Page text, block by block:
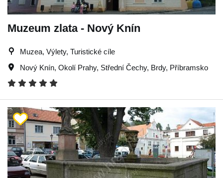
Muzeum zlata - Nový Knín
Muzea, Výlety, Turistické cíle
Nový Knín, Okolí Prahy, Střední Čechy, Brdy, Příbramsko